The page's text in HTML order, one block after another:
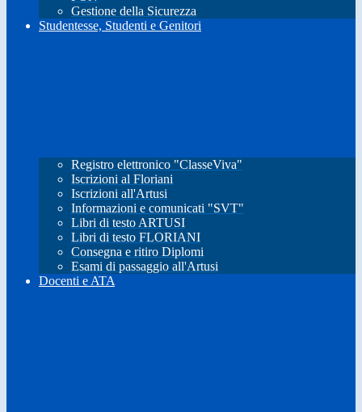
Gestione della Sicurezza
Studentesse, Studenti e Genitori
Registro elettronico "ClasseViva"
Iscrizioni al Floriani
Iscrizioni all'Artusi
Informazioni e comunicati "SVT"
Libri di testo ARTUSI
Libri di testo FLORIANI
Consegna e ritiro Diplomi
Esami di passaggio all'Artusi
Docenti e ATA